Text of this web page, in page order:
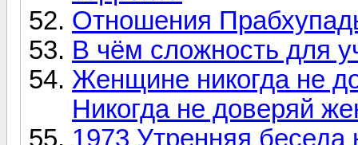
Отношения
В чём сложность для
Женщине никогда не
Никогда не доверяй
1973 Утренняя беседа